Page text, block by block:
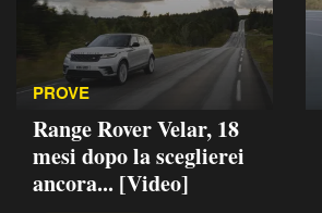
PROVE
Range Rover Velar, 18
mesi dopo la sceglierei
ancora... [Video]